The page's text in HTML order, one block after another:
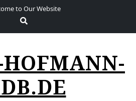
to Our Website